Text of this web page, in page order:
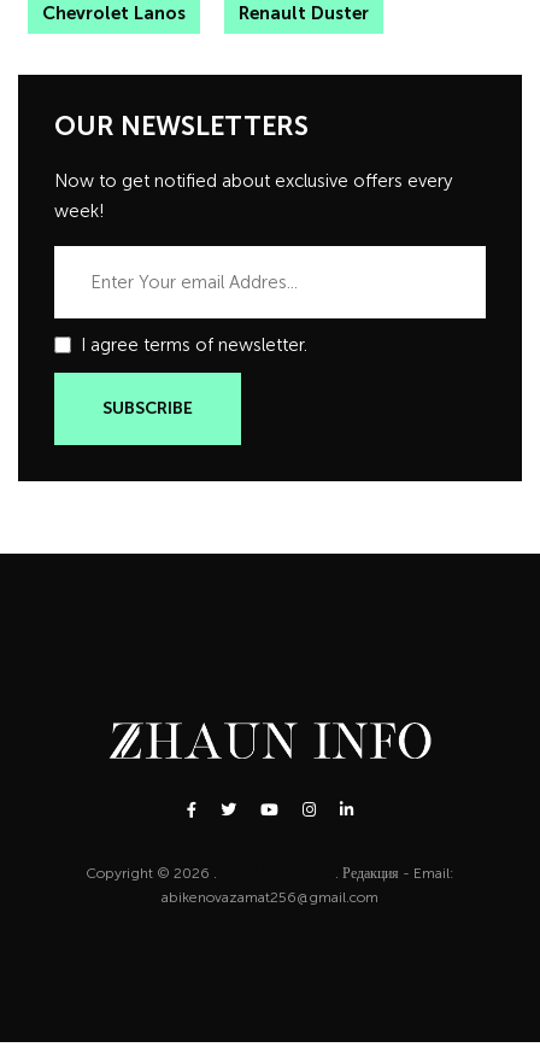
Chevrolet Lanos Renault Duster
OUR NEWSLETTERS
Now to get notified about exclusive offers every
week!
I agree terms of newsletter.
Copyright © 2026 .
. Редакция - Email:
abikenovazamat256@gmail.com